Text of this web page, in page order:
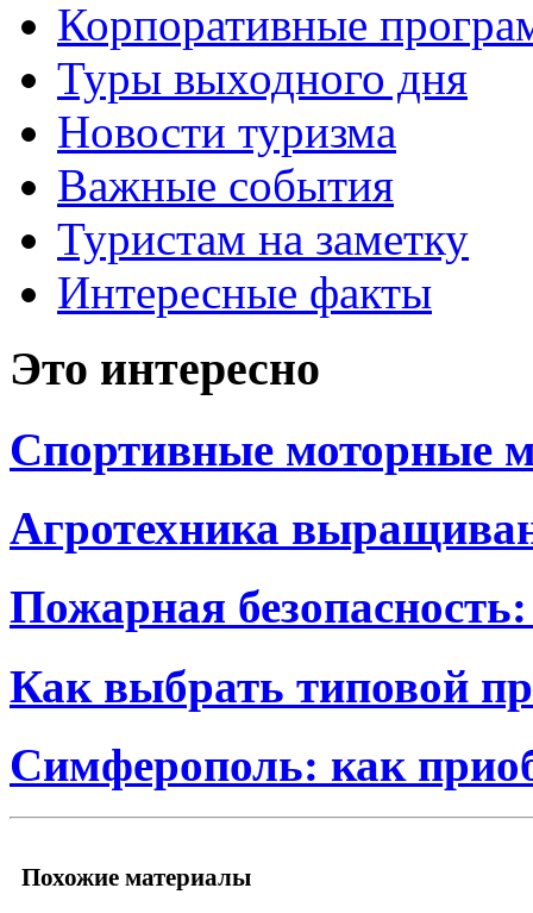
Корпоративные
Туры выходного дня
Новости туризма
Важные события
Туристам на заметку
Интересные факты
Это интересно
Спортивные моторные
Агротехника
Пожарная
Как выбрать типовой
Симферополь: как
Похожие материалы